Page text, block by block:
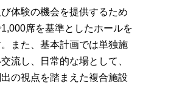
験の機会を提供するため
席を基準としたホールを
た、基本計画では単独施
し、日常的な場として、
視点を踏まえた複合施設